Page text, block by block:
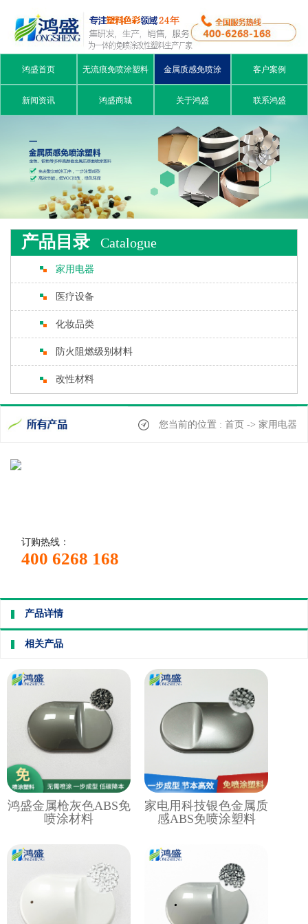
鸿盛首页 无流痕免喷涂塑料 金属质感免喷涂 客户案例
新闻资讯 鸿盛商城 关于鸿盛 联系鸿盛
产品目录 Catalogue
家用电器
医疗设备
化妆品类
防火阻燃级别材料
改性材料
您当前的位置 : 首页 -> 家用电器
订购热线：
400 6268 168
产品详情
相关产品
鸿盛金属枪灰色ABS免
喷涂材料
家电用科技银色金属质
感ABS免喷涂塑料